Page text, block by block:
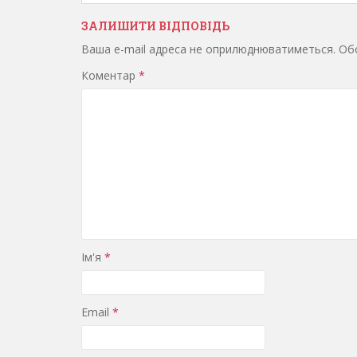
ЗАЛИШИТИ ВІДПОВІДЬ
Ваша e-mail адреса не оприлюднюватиметься.
Коментар *
Ім'я *
Email *